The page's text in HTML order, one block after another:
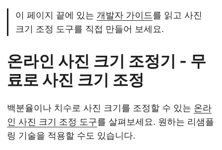
이 페이지 끝에 있는 개발자 가이드를 읽고 사진
크기 조정 도구를 직접 만들어 보세요.
온라인 사진 크기 조정기 - 무
료로 사진 크기 조정
백분율이나 치수로 사진 크기를 조정할 수 있는 온라
인 사진 크기 조정 도구를 살펴보세요. 원하는 리샘플
링 기술을 적용할 수도 있습니다.